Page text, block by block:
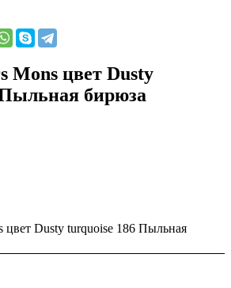
Mons цвет Dusty
бирюза
цвет Dusty turquoise 186 Пыльная